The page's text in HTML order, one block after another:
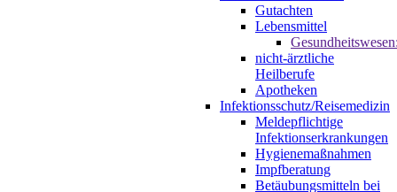
Gutachten
Lebensmittel
nicht-ärztliche
Heilberufe
Apotheken
Infektionsschutz/Reisemedizin
Meldepflichtige
Infektionserkrankungen
Hygienemaßnahmen
Impfberatung
Betäubungsmitteln bei